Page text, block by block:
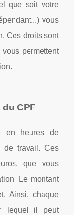
que soit votre
vous
Ces droits sont
permettent
CPF
en heures de
de travail. Ces
que vous
Le montant
Ainsi, chaque
lequel il peut